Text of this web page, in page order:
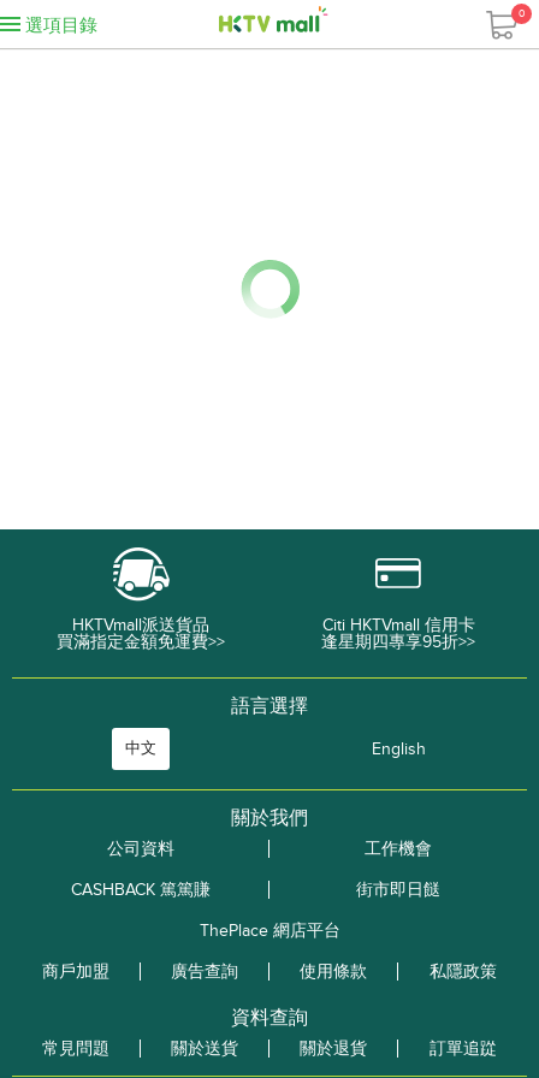
選項目錄
0
HKTVmall派送貨品
買滿指定金額免運費>>
Citi HKTVmall 信用卡
逢星期四專享95折>>
語言選擇
中文 English
關於我們
公司資料
工作機會
CASHBACK 篤篤賺
街市即日餸
ThePlace 網店平台
商戶加盟
廣告查詢 使用條款 私隱政策
資料查詢
常見問題 關於送貨 關於退貨 訂單追踨